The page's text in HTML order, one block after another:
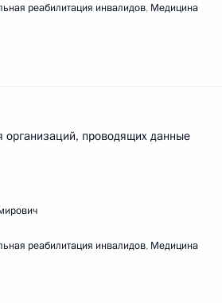
реабилитация инвалидов, Медицина
организаций, проводящих данные
реабилитация инвалидов, Медицина